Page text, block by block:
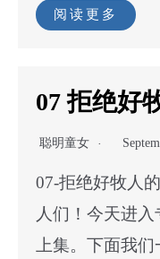
阅读更多
07 拒绝好
聪明童女
07-拒绝好牧人
人们！今天进入
上集。下面我